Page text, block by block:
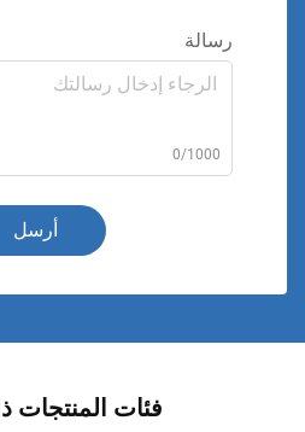
رسالة
0/1000
أرسل
فئات المنتجات